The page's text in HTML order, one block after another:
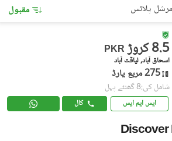
مقبول
PKR 8.5 کروڑ
اسحاق آباد, لیاقت آباد
275 مربع یارڈ
شامل کی:8 گھنٹے پہل
ایس ایم ایس کال